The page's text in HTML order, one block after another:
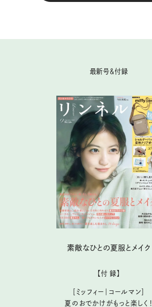
最新号＆付録
素敵なひとの夏服とメイク
【付 録】
［ミッフィー｜コールマン］
夏のおでかけがもっと楽しく！